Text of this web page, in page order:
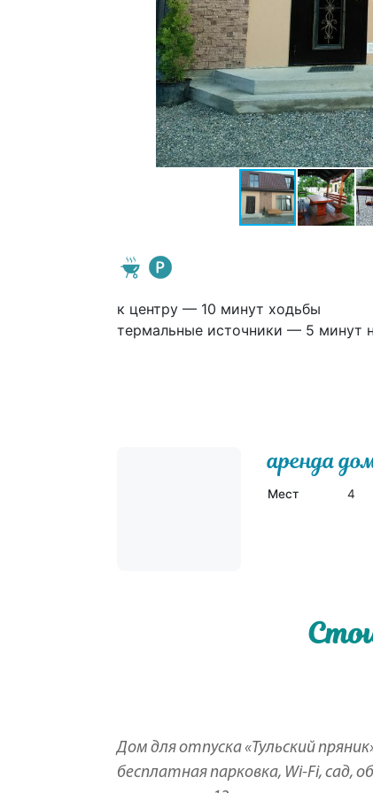
к центру — 10 минут ходьбы
термальные источники — 5 минут
аренда
Мест 4
Дом для отпуска «Тульский
бесплатная парковка, Wi-Fi, сад,